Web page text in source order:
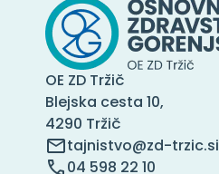
OE ZD Tržič
Blejska cesta 10,
4290 Tržič
tajnistvo@zd-trzic.si
04 598 22 10